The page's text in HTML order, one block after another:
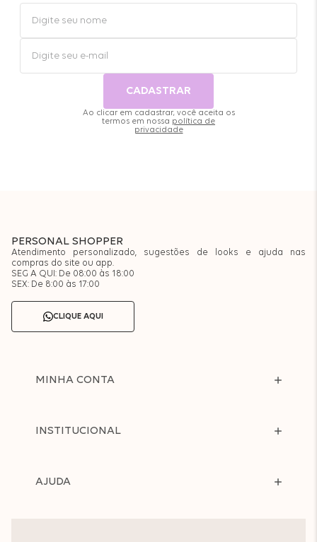
CADASTRAR
Ao clicar em cadastrar, você aceita os
termos em nossa política de
privacidade
PERSONAL SHOPPER
Atendimento personalizado, sugestões de looks e ajuda nas
compras do site ou app.
SEG A QUI: De 08:00 às 18:00
SEX: De 8:00 às 17:00
CLIQUE AQUI
MINHA CONTA
INSTITUCIONAL
AJUDA